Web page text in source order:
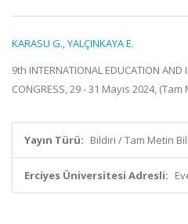
KARASU G.,YALÇINKAYA E.
9th INTERNATIONAL EDUCATION AND
CONGRESS, 29 - 31 Mayıs 2024,
Yayın Türü: Bildiri / Tam Metin
Erciyes Üniversitesi Adresli: